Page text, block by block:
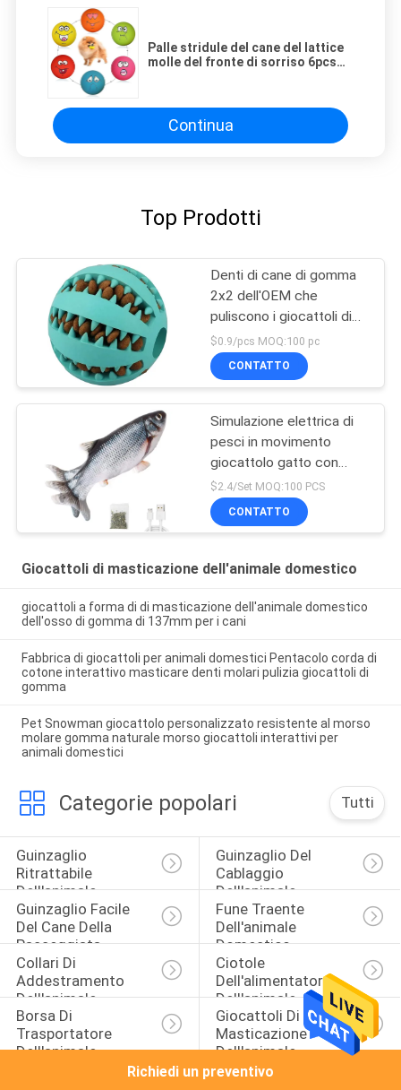
Palle stridule del cane del lattice
molle del fronte di sorriso 6pcs
Continua
Top Prodotti
Denti di cane di gomma
2x2 dell'OEM che
puliscono i giocattoli di
masticazione dell'animale
domestico della palla
$0.9/pcs MOQ:100 pc
CONTATTO
Simulazione elettrica di
pesci in movimento
giocattolo gatto con
erba gatta
$2.4/Set MOQ:100 PCS
CONTATTO
Giocattoli di masticazione dell'animale domestico
giocattoli a forma di di masticazione dell'animale domestico
dell'osso di gomma di 137mm per i cani
Fabbrica di giocattoli per animali domestici Pentacolo corda di
cotone interattivo masticare denti molari pulizia giocattoli di
gomma
Pet Snowman giocattolo personalizzato resistente al morso
molare gomma naturale morso giocattoli interattivi per
animali domestici
Categorie popolari Tutti
Guinzaglio
Ritrattabile
Dell'animale
Domestico
Guinzaglio Del
Cablaggio
Dell'animale
Domestico
Guinzaglio Facile
Del Cane Della
Passeggiata
Fune Traente
Dell'animale
Domestico
Collari Di
Addestramento
Dell'animale
Domestico
Ciotole
Dell'alimentatore
Dell'animale
Domestico
Borsa Di
Trasportatore
Dell'animale
Giocattoli Di
Masticazione
Dell'animale
Domestico
Richiedi un preventivo